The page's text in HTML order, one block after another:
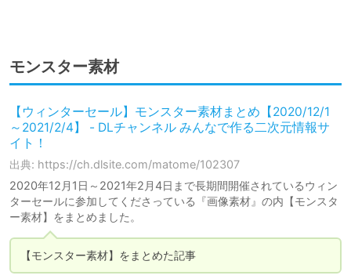
モンスター素材
【ウィンターセール】モンスター素材まとめ【2020/12/1
～2021/2/4】 - DLチャンネル みんなで作る二次元情報サ
イト！
出典: https://ch.dlsite.com/matome/102307
2020年12月1日～2021年2月4日まで長期間開催されているウィン
ターセールに参加してくださっている『画像素材』の内【モンスタ
ー素材】をまとめました。
【モンスター素材】をまとめた記事